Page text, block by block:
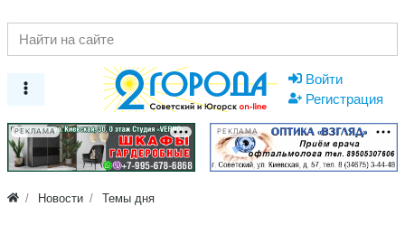
Войти
Регистрация
РЕКЛАМА РЕКЛАМА
Новости Темы дня